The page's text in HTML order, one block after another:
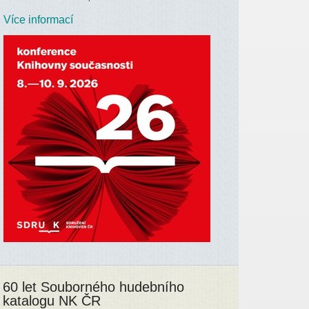
Více informací
60 let Souborného hudebního
katalogu NK ČR